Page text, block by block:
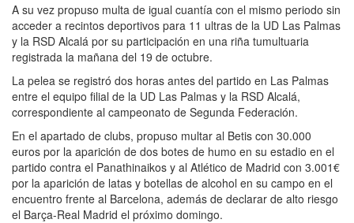
A su vez propuso multa de igual cuantía con el mismo periodo sin
acceder a recintos deportivos para 11 ultras de la UD Las Palmas
y la RSD Alcalá por su participación en una riña tumultuaria
registrada la mañana del 19 de octubre.
La pelea se registró dos horas antes del partido en Las Palmas
entre el equipo filial de la UD Las Palmas y la RSD Alcalá,
correspondiente al campeonato de Segunda Federación.
En el apartado de clubs, propuso multar al Betis con 30.000
euros por la aparición de dos botes de humo en su estadio en el
partido contra el Panathinaikos y al Atlético de Madrid con 3.001€
por la aparición de latas y botellas de alcohol en su campo en el
encuentro frente al Barcelona, además de declarar de alto riesgo
el Barça-Real Madrid el próximo domingo.